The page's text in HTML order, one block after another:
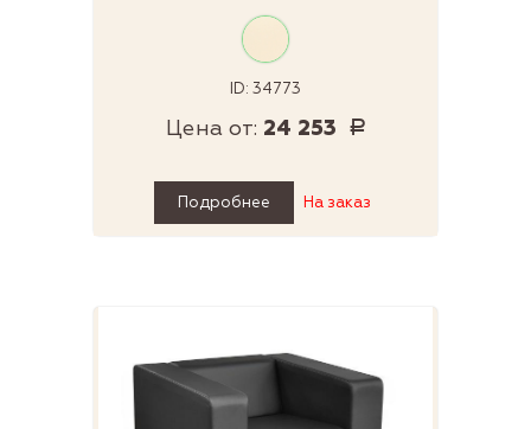
ID: 34773
Цена от: 24 253 Р
Подробнее На заказ